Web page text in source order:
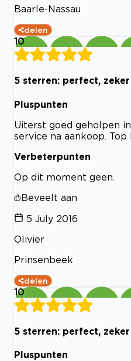
Baarle-Nassau
delen
10
5 sterren: perfect,
Pluspunten
Uiterst goed geholpen
service na aankoop. Top
Verbeterpunten
Op dit moment geen.
Beveelt aan
5 July 2016
Olivier
Prinsenbeek
delen
10
5 sterren: perfect,
Pluspunten